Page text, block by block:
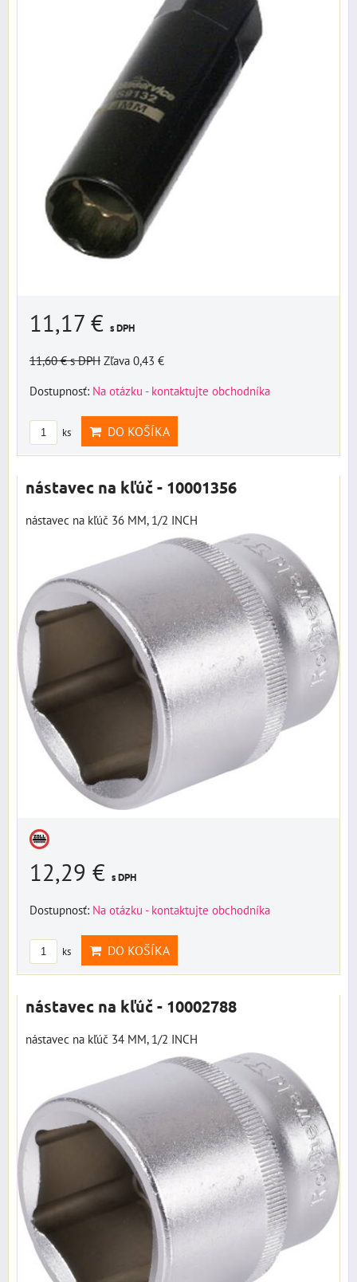
11,17 € s DPH
11,60 €s DPH Zľava 0,43 €
Dostupnosť: Na otázku - kontaktujte obchodníka
ks DO KOŠÍKA
nástavec na kľúč - 10001356
nástavec na kľúč 36 MM, 1/2 INCH
12,29 € s DPH
Dostupnosť: Na otázku - kontaktujte obchodníka
ks DO KOŠÍKA
nástavec na kľúč - 10002788
nástavec na kľúč 34 MM, 1/2 INCH